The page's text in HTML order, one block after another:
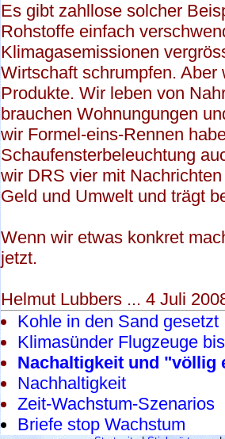
Es gibt zahllose solcher
Rohstoffe einfach
Klimagasemissionen
Wirtschaft schrumpfen.
Produkte. Wir leben von
brauchen Wohnungungen
wir Formel-eins-Rennen
Schaufensterbeleuchtung
wir DRS vier mit
Geld und Umwelt und trägt
Wenn wir etwas konkret
jetzt.
Helmut Lubbers ... 4 Juli
Kohle in den Sand gesetzt
Klimasünder Flugzeuge
Nachaltigkeit und "völlig
Nachhaltigkeit
Zeit-Wachstum-Szenarios
Briefe stop Wachstum